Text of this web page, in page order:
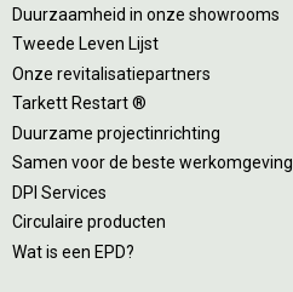
Duurzaamheid in onze showrooms
Tweede Leven Lijst
Onze revitalisatiepartners
Tarkett Restart ®
Duurzame projectinrichting
Samen voor de beste werkomgeving
DPI Services
Circulaire producten
Wat is een EPD?